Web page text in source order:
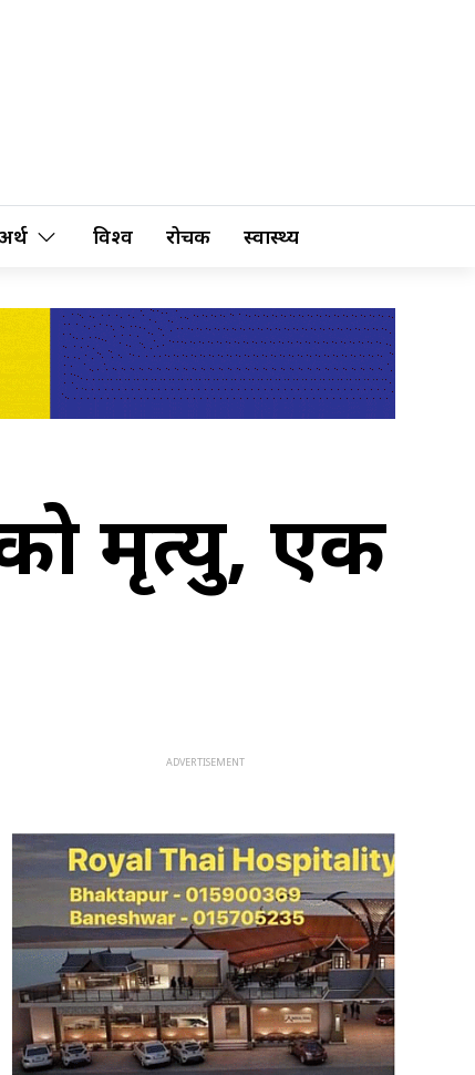
विश्व रोचक स्वास्थ्य
मृत्यु, एक